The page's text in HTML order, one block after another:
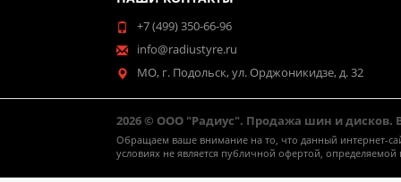
+7 (499) 350-66-96
info@radiustyre.ru
МО, г. Подольск, ул. Орджоникидзе, д. 32
2026 © ООО "Радиус". Продажа шин и дисков.
Обращаем ваше внимание на то, что данный интернет-
условиях не является публичной офертой,